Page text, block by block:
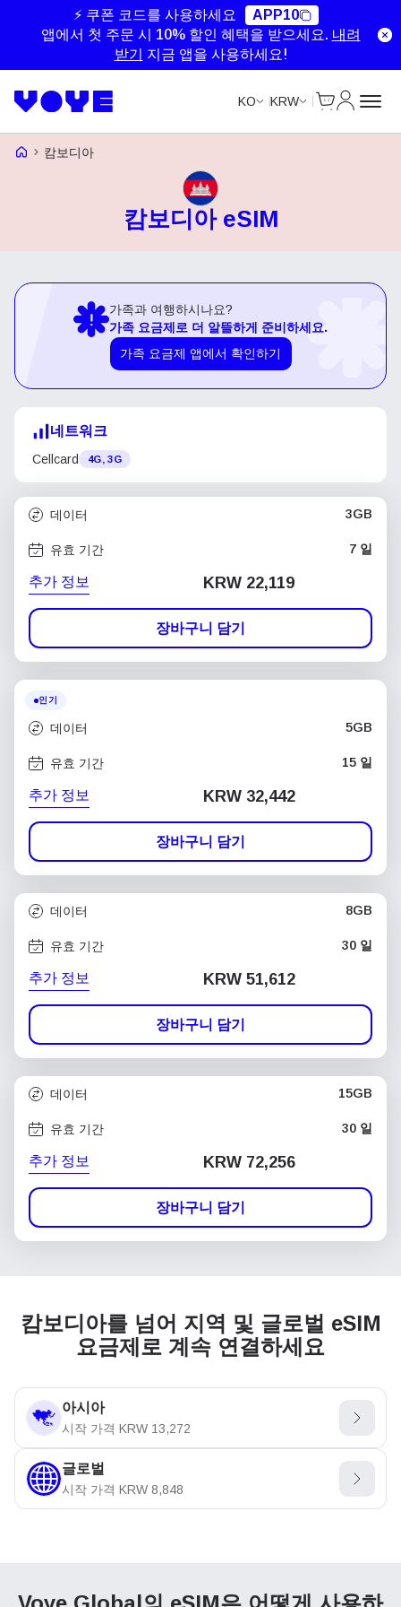
⚡ 쿠폰 코드를 사용하세요
APP10
앱에서 첫 주문 시 10% 할인 혜택을 받으세요. 내려
받기
지금 앱을 사용하세요!
KO KRW
Voye Homepage
캄보디아
캄보디아 eSIM
가족과 여행하시나요?
가족 요금제로 더 알뜰하게 준비하세요.
가족 요금제 앱에서 확인하기
네트워크
Cellcard 4G, 3G
데이터 3GB
유효 기간 7 일
추가 정보 KRW 22,119
장바구니 담기
인기
데이터 5GB
유효 기간 15 일
추가 정보 KRW 32,442
장바구니 담기
데이터 8GB
유효 기간 30 일
추가 정보 KRW 51,612
장바구니 담기
데이터 15GB
유효 기간 30 일
추가 정보 KRW 72,256
장바구니 담기
캄보디아를 넘어 지역 및 글로벌 eSIM
요금제로 계속 연결하세요
아시아
시작 가격 KRW 13,272
글로벌
시작 가격 KRW 8,848